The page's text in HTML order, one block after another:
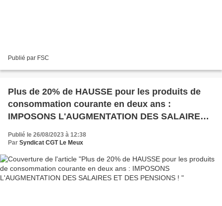
Publié par FSC
Plus de 20% de HAUSSE pour les produits de
consommation courante en deux ans :
IMPOSONS L'AUGMENTATION DES SALAIRES
Publié le 26/08/2023 à 12:38
Par Syndicat CGT Le Meux